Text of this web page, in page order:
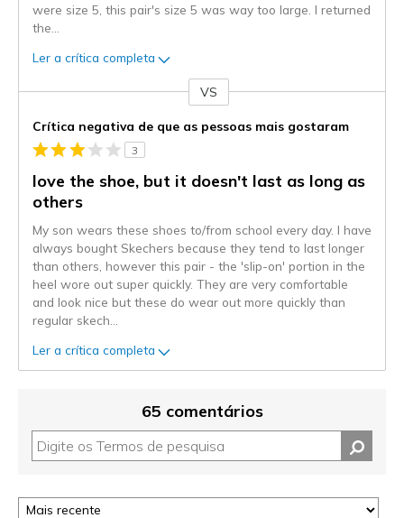
were size 5, this pair's size 5 was way too large. I returned
the
Ler a crítica completa
VS
Crítica negativa de que as pessoas mais gostaram
3
love the shoe, but it doesn't last as long as
others
My son wears these shoes to/from school every day. I have
always bought Skechers because they tend to last longer
than others, however this pair - the 'slip-on' portion in the
heel wore out super quickly. They are very comfortable
and look nice but these do wear out more quickly than
regular skech
Ler a crítica completa
65 comentários